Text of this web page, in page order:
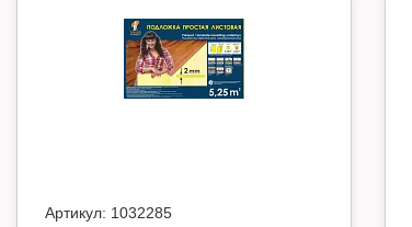
Артикул: 1032285